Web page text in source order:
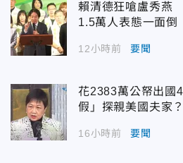
賴清德狂嗆盧秀燕
1.5萬人表態一面倒
12小時前 要聞
花2383萬公帑出
假」探親美國夫家
16小時前 要聞